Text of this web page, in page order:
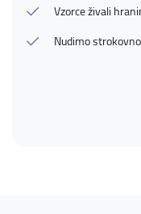
Vzorce živali
Nudimo